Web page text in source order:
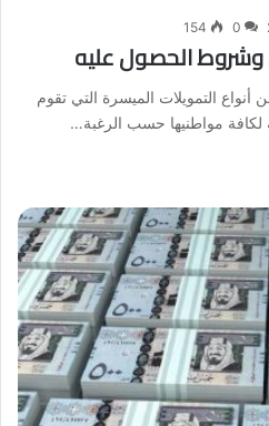
0
154
وشروط الحصول عليه
التمويلات الميسرة التي تقوم
لكافة مواطنيها حسب الرغبة…